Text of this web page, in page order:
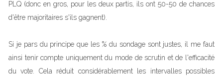
PLQ (donc en gros, pour les deux partis, ils ont 50-50 de chances
d'être majoritaires s'ils gagnent).
Si je pars du principe que les % du sondage sont justes, il me faut
ainsi tenir compte uniquement du mode de scrutin et de l'efficacité
du vote. Cela réduit considérablement les intervalles possibles